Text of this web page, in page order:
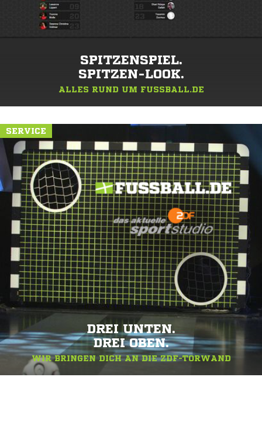
SPITZENSPIEL.
SPITZEN-LOOK.
ALLES RUND UM FUSSBALL.DE
SERVICE
DREI UNTEN.
DREI OBEN.
WIR BRINGEN DICH AN DIE ZDF-TORWAND